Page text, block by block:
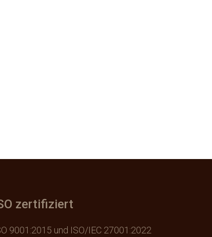
zertifiziert
9001:2015 und ISO/IEC 27001:2022